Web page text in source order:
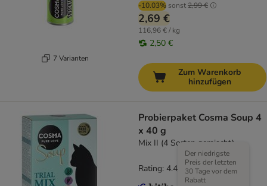
7 Varianten
-10.03% sonst2,99 €
2,69 €
116,96 € / kg
2,50 €
Zum Warenkorb
hinzufügen
Probierpaket Cosma Soup 4
x 40 g
Mix II (4 Sorten gemischt)
Der niedrigste
Preis der letzten
30 Tage vor dem
Rabatt
Rating: 4.4/5 (41